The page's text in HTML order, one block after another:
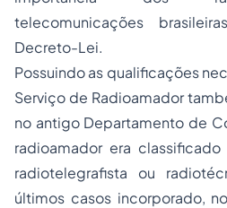
telecomunicações
Decreto-Lei.
Possuindo as qualificações
Serviço de Radioamador
no antigo Departamento de
radioamador era
radiotelegrafista ou
últimos casos incorporado,